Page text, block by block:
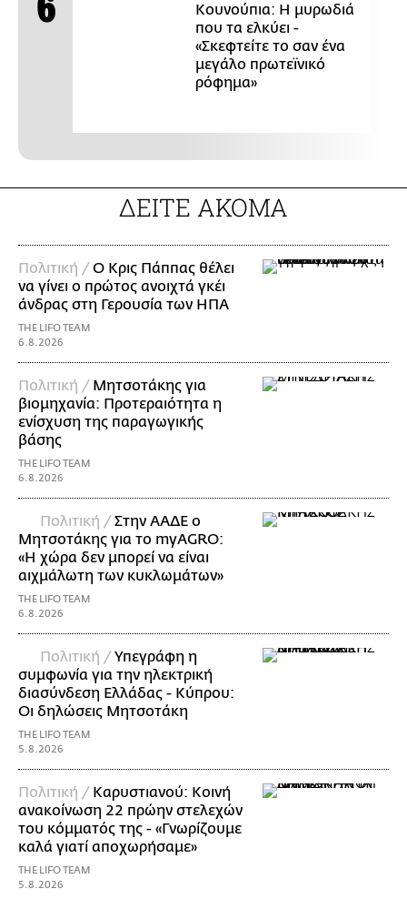
Κουνούπια: Η μυρωδιά
που τα ελκύει -
«Σκεφτείτε το σαν ένα
μεγάλο πρωτεϊνικό
ρόφημα»
ΔΕΙΤΕ ΑΚΟΜΑ
Πολιτική /Ο Κρις Πάππας θέλει
να γίνει ο πρώτος ανοιχτά γκέι
άνδρας στη Γερουσία των ΗΠΑ
THE LIFO TEAM
6.8.2026
Πολιτική / Μητσοτάκης για
βιομηχανία: Προτεραιότητα η
ενίσχυση της παραγωγικής
βάσης
THE LIFO TEAM
6.8.2026
Πολιτική /Στην ΑΑΔΕ ο
Μητσοτάκης για το myAGRO:
«Η χώρα δεν μπορεί να είναι
αιχμάλωτη των κυκλωμάτων»
THE LIFO TEAM
6.8.2026
Πολιτική /Υπεγράφη η
συμφωνία για την ηλεκτρική
διασύνδεση Ελλάδας - Κύπρου:
Οι δηλώσεις Μητσοτάκη
THE LIFO TEAM
5.8.2026
Πολιτική / Καρυστιανού: Κοινή
ανακοίνωση 22 πρώην στελεχών
του κόμματός της - «Γνωρίζουμε
καλά γιατί αποχωρήσαμε»
THE LIFO TEAM
5.8.2026